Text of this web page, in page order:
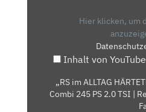
Hier klicken, um
Inhalt von
„RS im ALLTAG
Combi 245 PS 2.0 TSI |